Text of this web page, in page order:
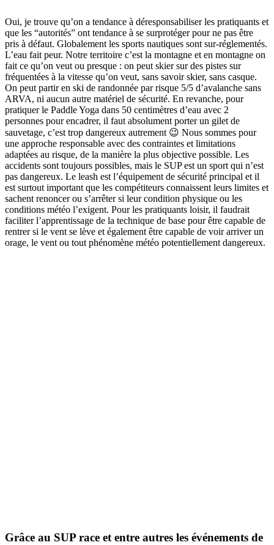
Oui, je trouve qu’on a tendance à déresponsabiliser les pratiquants et
que les “autorités” ont tendance à se surprotéger pour ne pas être
pris à défaut. Globalement les sports nautiques sont sur-réglementés.
L’eau fait peur. Notre territoire c’est la montagne et en montagne on
fait ce qu’on veut ou presque : on peut skier sur des pistes sur
fréquentées à la vitesse qu’on veut, sans savoir skier, sans casque.
On peut partir en ski de randonnée par risque 5/5 d’avalanche sans
ARVA, ni aucun autre matériel de sécurité. En revanche, pour
pratiquer le Paddle Yoga dans 50 centimètres d’eau avec 2
personnes pour encadrer, il faut absolument porter un gilet de
sauvetage, c’est trop dangereux autrement 😉 Nous sommes pour
une approche responsable avec des contraintes et limitations
adaptées au risque, de la manière la plus objective possible. Les
accidents sont toujours possibles, mais le SUP est un sport qui n’est
pas dangereux. Le leash est l’équipement de sécurité principal et il
est surtout important que les compétiteurs connaissent leurs limites et
sachent renoncer ou s’arrêter si leur condition physique ou les
conditions météo l’exigent. Pour les pratiquants loisir, il faudrait
faciliter l’apprentissage de la technique de base pour être capable de
rentrer si le vent se lève et également être capable de voir arriver un
orage, le vent ou tout phénomène météo potentiellement dangereux.
Grâce au SUP race et entre autres les événements de